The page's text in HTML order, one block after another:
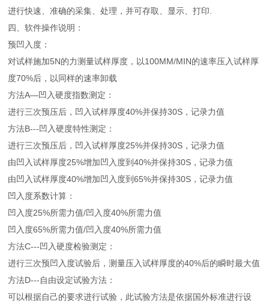
进行快速、准确的采集、处理，并可存取、显示、打印.
四、软件操作说明：
预凹入度：
对试样施加5N的力测量试样厚度，以100MM/MIN的速率压入试样厚
度70%后，以同样的速率卸载
方法A—凹入硬度指数测定：
进行三次预压后，凹入试样厚度40%并保持30S，记录力值
方法B---凹入硬度特性测定：
进行三次预压后，凹入试样厚度25%并保持30S，记录力值
由凹入试样厚度25%增加凹入度到40%并保持30S，记录力值
由凹入试样厚度40%增加凹入度到65%并保持30S，记录力值
凹入度系数计算：
凹入度25%所需力值/凹入度40%所需力值
凹入度65%所需力值/凹入度40%所需力值
方法C---凹入硬度检验测定：
进行三次预凹入度试验后，测量压入试样厚度的40%后的瞬时最大值
方法D---自由设定试验方法：
可以根据自己的要求进行试验，此试验方法是依据国外标准进行设